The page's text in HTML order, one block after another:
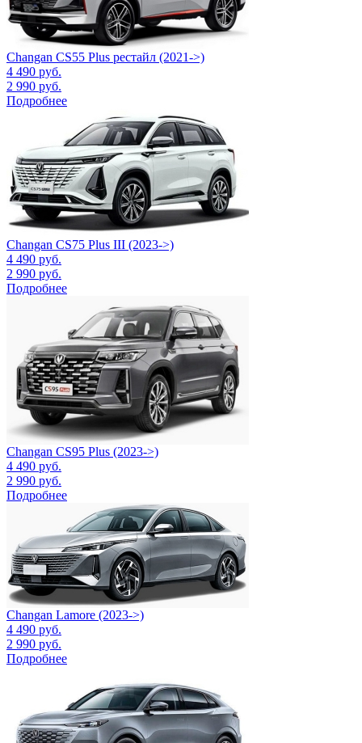
Changan CS55 Plus рестайл (2021->)
4 490 руб.
2 990 руб.
Подробнее
Changan CS75 Plus III (2023->)
4 490 руб.
2 990 руб.
Подробнее
Changan CS95 Plus (2023->)
4 490 руб.
2 990 руб.
Подробнее
Changan Lamore (2023->)
4 490 руб.
2 990 руб.
Подробнее